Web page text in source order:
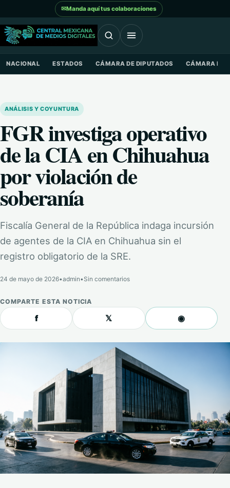
Saltar al contenido
✉Manda aquí tus colaboraciones
NACIONAL ESTADOS CÁMARA DE DIPUTADOS CÁMARA DE
ANÁLISIS Y COYUNTURA
FGR investiga operativo
de la CIA en Chihuahua
por violación de
soberanía
Fiscalía General de la República indaga incursión
de agentes de la CIA en Chihuahua sin el
registro obligatorio de la SRE.
24 de mayo de 2026•admin•Sin comentarios
COMPARTE ESTA NOTICIA
f 𝕏 ◉